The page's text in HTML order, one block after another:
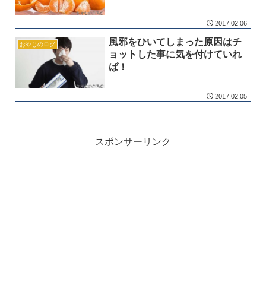
2017.02.06
おやじのログ
風邪をひいてしまった原因はチ
ョットした事に気を付けていれ
ば！
2017.02.05
スポンサーリンク